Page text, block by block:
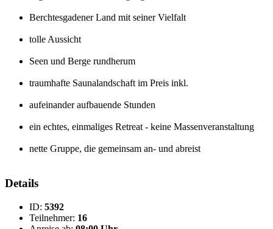
Berchtesgadener Land mit seiner Vielfalt
tolle Aussicht
Seen und Berge rundherum
traumhafte Saunalandschaft im Preis inkl.
aufeinander aufbauende Stunden
ein echtes, einmaliges Retreat - keine Massenveranstaltung
nette Gruppe, die gemeinsam an- und abreist
Details
ID: 5392
Teilnehmer: 16